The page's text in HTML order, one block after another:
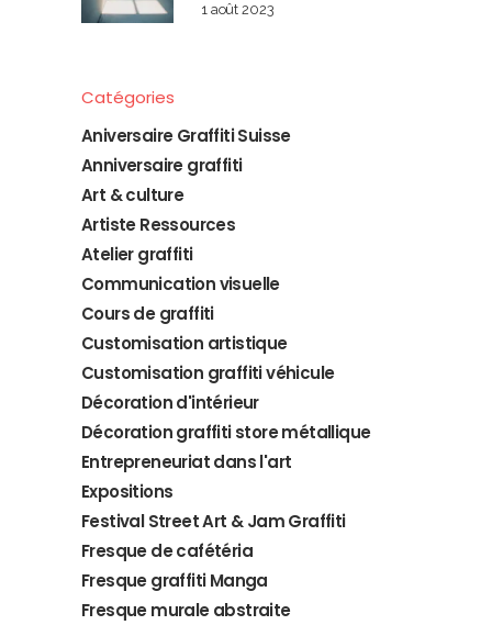
1 août 2023
Catégories
Aniversaire Graffiti Suisse
Anniversaire graffiti
Art & culture
Artiste Ressources
Atelier graffiti
Communication visuelle
Cours de graffiti
Customisation artistique
Customisation graffiti véhicule
Décoration d'intérieur
Décoration graffiti store métallique
Entrepreneuriat dans l'art
Expositions
Festival Street Art & Jam Graffiti
Fresque de cafétéria
Fresque graffiti Manga
Fresque murale abstraite